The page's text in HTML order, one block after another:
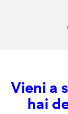
Vieni a
hai